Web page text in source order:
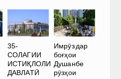
35-
СОЛАГИИ
ИСТИҚЛОЛИ
ДАВЛАТӢ
Имрӯз дар
боғҳои
Душанбе
рӯзҳои